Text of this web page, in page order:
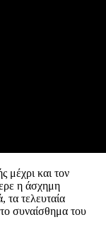
μέχρι και τον
η άσχημη
τα τελευταία
συναίσθημα του